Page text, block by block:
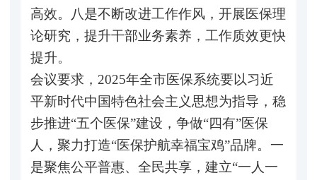
高效。八是不断改进工作作风，开展医保理
论研究，提升干部业务素养，工作质效更快
提升。
会议要求，2025年全市医保系统要以习近
平新时代中国特色社会主义思想为指导，稳
步推进“五个医保”建设，争做“四有”医保
人，聚力打造“医保护航幸福宝鸡”品牌。一
是聚焦公平普惠、全民共享，建立“一人一